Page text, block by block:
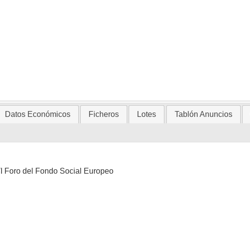
Datos Económicos Ficheros Lotes Tablón Anuncios
Foro del Fondo Social Europeo